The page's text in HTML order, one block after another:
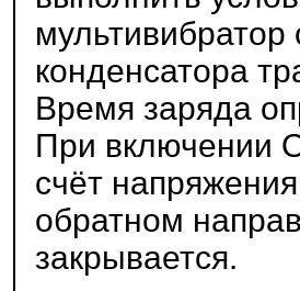
конденсатора
Время заряда
При включении
счёт
обратном
закрывается.